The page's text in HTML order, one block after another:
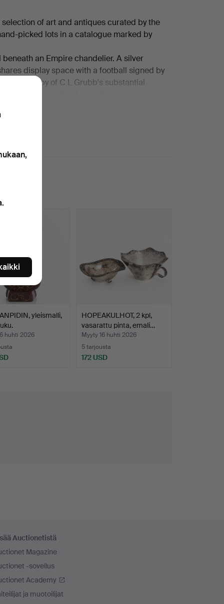
of art and antiques curated by the
picked lots in a catalogue marked by
an Empire chandelier. A silver
display space with a football signed by
a copy of C L Grubb's substantial
to this a wealth of beautiful objects,
swans against a pale blue-pink sky, a
yleismalli,
huhti 2026
HOPEAKULHOT, 2 kpl,
vasarattu pinta, emali…
Myyty 16 huhti 2026
5 tarjousta
172 USD
Auctionetistä
Magazine
-sovellus
Academy
ja muotoilijat